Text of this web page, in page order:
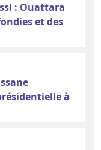
: Ouattara
et des
à